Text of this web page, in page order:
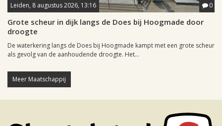
Leiden, 8 augustus 2026, 13:16 0
Grote scheur in dijk langs de Does bij Hoogmade door
droogte
De waterkering langs de Does bij Hoogmade kampt met een grote scheur
als gevolg van de aanhoudende droogte. Het...
Meer Maatschappij